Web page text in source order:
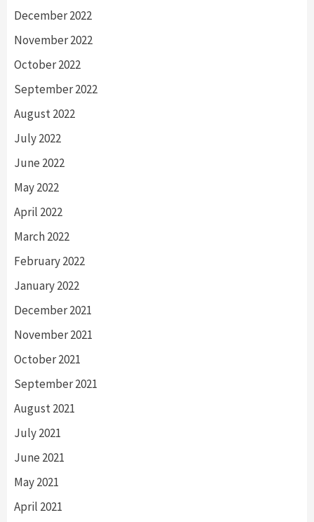
December 2022
November 2022
October 2022
September 2022
August 2022
July 2022
June 2022
May 2022
April 2022
March 2022
February 2022
January 2022
December 2021
November 2021
October 2021
September 2021
August 2021
July 2021
June 2021
May 2021
April 2021